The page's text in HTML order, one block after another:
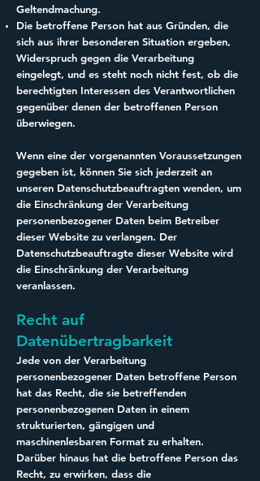
Geltendmachung.
Die betroffene Person hat aus Gründen, die
sich aus ihrer besonderen Situation ergeben,
Widerspruch gegen die Verarbeitung
eingelegt, und es steht noch nicht fest, ob die
berechtigten Interessen des Verantwortlichen
gegenüber denen der betroffenen Person
überwiegen.
Wenn eine der vorgenannten Voraussetzungen
gegeben ist, können Sie sich jederzeit an
unseren Datenschutzbeauftragten wenden, um
die Einschränkung der Verarbeitung
personenbezogener Daten beim Betreiber
dieser Website zu verlangen. Der
Datenschutzbeauftragte dieser Website wird
die Einschränkung der Verarbeitung
veranlassen.
Recht auf
Datenübertragbarkeit
Jede von der Verarbeitung
personenbezogener Daten betroffene Person
hat das Recht, die sie betreffenden
personenbezogenen Daten in einem
strukturierten, gängigen und
maschinenlesbaren Format zu erhalten.
Darüber hinaus hat die betroffene Person das
Recht, zu erwirken, dass die